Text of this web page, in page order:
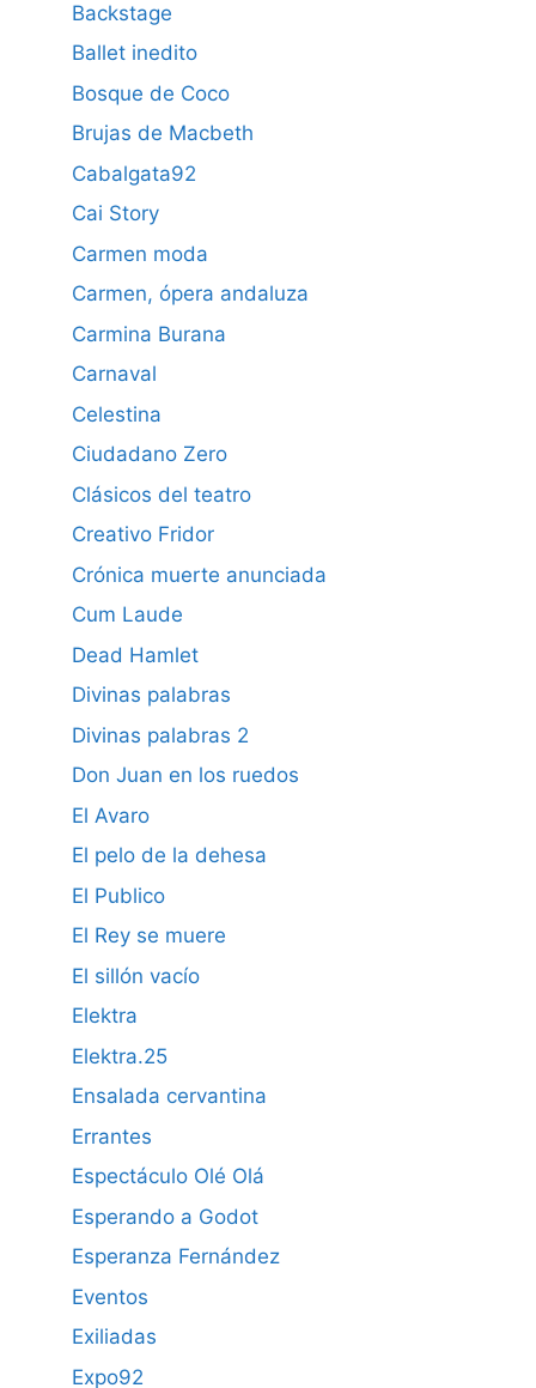
Backstage
Ballet inedito
Bosque de Coco
Brujas de Macbeth
Cabalgata92
Cai Story
Carmen moda
Carmen, ópera andaluza
Carmina Burana
Carnaval
Celestina
Ciudadano Zero
Clásicos del teatro
Creativo Fridor
Crónica muerte anunciada
Cum Laude
Dead Hamlet
Divinas palabras
Divinas palabras 2
Don Juan en los ruedos
El Avaro
El pelo de la dehesa
El Publico
El Rey se muere
El sillón vacío
Elektra
Elektra.25
Ensalada cervantina
Errantes
Espectáculo Olé Olá
Esperando a Godot
Esperanza Fernández
Eventos
Exiliadas
Expo92